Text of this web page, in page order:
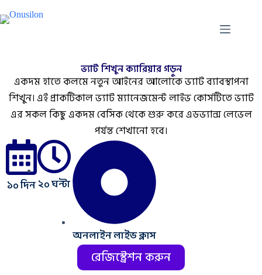
ভ্যাট শিখুন ক্যারিয়ার গড়ুন
একদম হাতে কলমে নতুন আইনের আলোকে ভ্যাট ব্যাবস্থাপনা
শিখুন। এই প্রাকটিকাল ভ্যাট ম্যানেজমেন্ট লাইভ কোর্সটিতে ভ্যাট
এর সকল কিছু একদম বেসিক থেকে শুরু করে এডভ্যান্স লেভেল
পর্যন্ত শেখানো হবে।
১০ দিন২০ ঘন্টা
অনলাইন লাইভ ক্লাস
রেজিস্ট্রেশন করুন